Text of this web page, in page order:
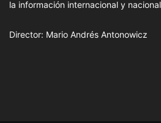
la información internacional y
Director: Mario Andrés Antonowicz